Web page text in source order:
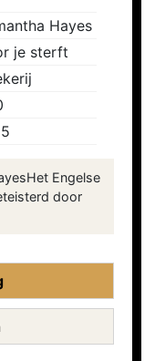
Hayes
je sterft
Engelse
door